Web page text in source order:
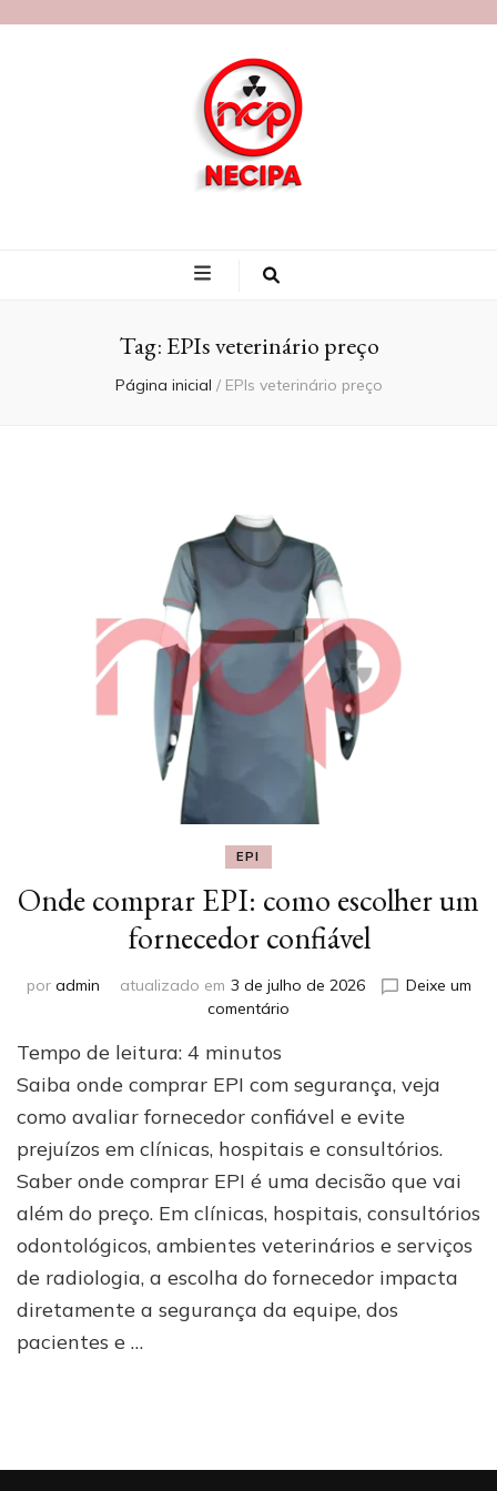
Blog Necipa
Tag:EPIs veterinário preço
Página inicial / EPIs veterinário preço
EPI
Onde comprar EPI: como escolher um
fornecedor confiável
por admin atualizado em 3 de julho de 2026
Deixe um
comentário
EPI:
como
escolher
um
fornecedor
confiável
Tempo de leitura: 4 minutos
Saiba onde comprar EPI com segurança, veja
como avaliar fornecedor confiável e evite
prejuízos em clínicas, hospitais e consultórios.
Saber onde comprar EPI é uma decisão que vai
além do preço. Em clínicas, hospitais, consultórios
odontológicos, ambientes veterinários e serviços
de radiologia, a escolha do fornecedor impacta
diretamente a segurança da equipe, dos
pacientes e …